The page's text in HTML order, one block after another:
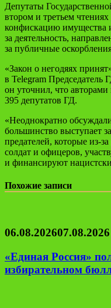
Депутаты
втором и третьем чтениях
конфискацию имущества
за деятельность,
за публичные
«Закон о негодяях
в Telegram Председатель
он уточнил, что
395 депутатов ГД.
«Неоднократно
большинство выступает
предателей, которые
солдат и офицеров,
и финансируют
Похожие записи
06.08.202607.08.2026
«Единая Россия»
избирательном